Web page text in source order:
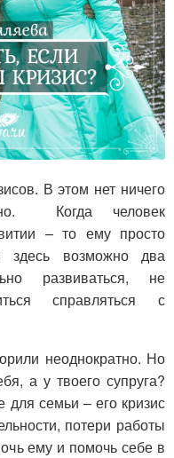
В этом нет ничего
Когда человек
– то ему просто
здесь возможно два
развиваться, не
справляться с
неоднократно. Но
а у твоего супруга?
семьи – его кризис
потери работы
ему и помочь себе в